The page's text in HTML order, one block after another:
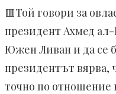
🟥Той говори за
президент Ахмед
Южен Ливан и да се
президентът вярва,
точно по отношение